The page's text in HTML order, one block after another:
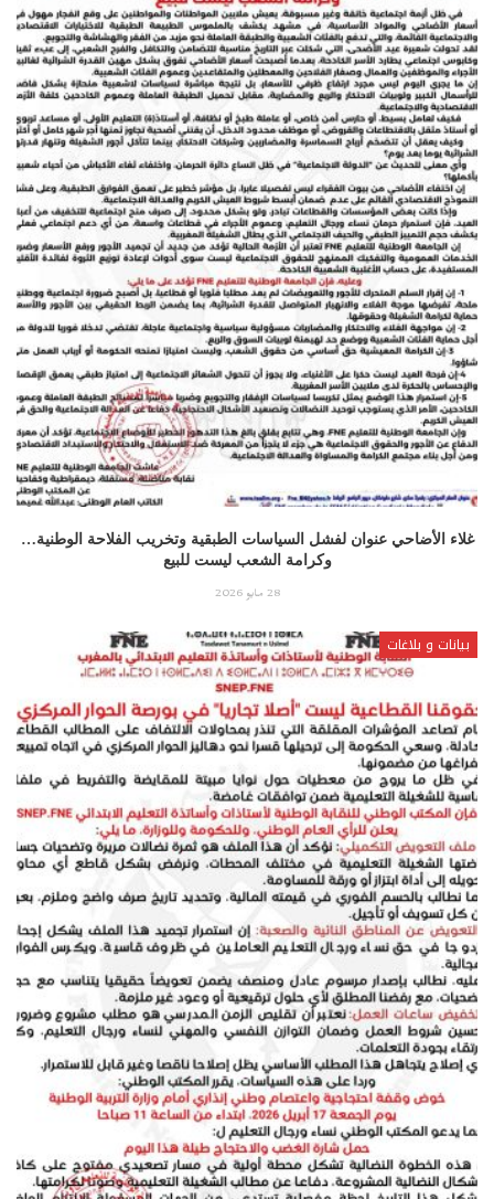
غلاء الأضاحي عنوان لفشل السياسات الطبقية وتخريب الفلاحة الوطنية…
وكرامة الشعب ليست للبيع
28 مايو 2026
بيانات و بلاغات